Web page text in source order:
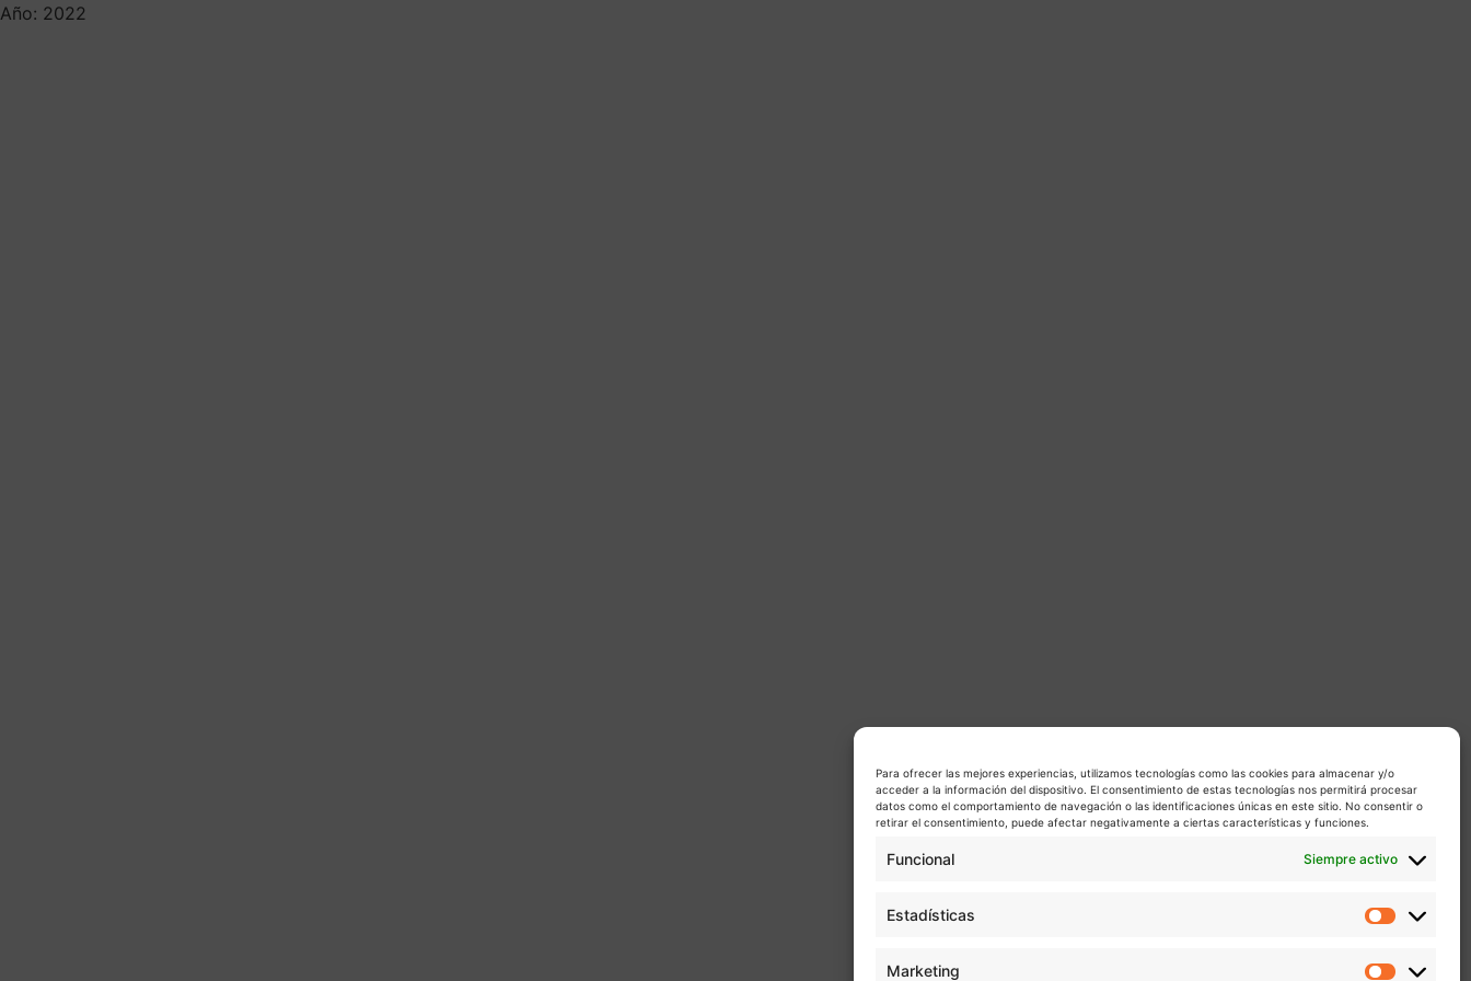
Para ofrecer las mejores experiencias, utilizamos tecnologías como las cookies para almacenar y/o
acceder a la información del dispositivo. El consentimiento de estas tecnologías nos permitirá procesar
datos como el comportamiento de navegación o las identificaciones únicas en este sitio. No consentir o
retirar el consentimiento, puede afectar negativamente a ciertas características y funciones.
Funcional Siempre activo
Estadísticas
Marketing
Año: 2022